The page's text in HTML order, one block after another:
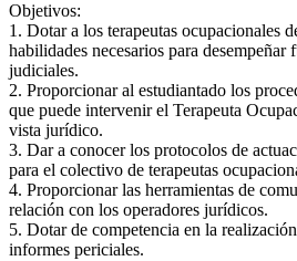
Objetivos:
1. Dotar a los terapeutas ocupacionales
habilidades necesarios para desempeñar
judiciales.
2. Proporcionar al estudiantado los
que puede intervenir el Terapeuta
vista jurídico.
3. Dar a conocer los protocolos de
para el colectivo de terapeutas
4. Proporcionar las herramientas de
relación con los operadores jurídicos.
5. Dotar de competencia en la
informes periciales.